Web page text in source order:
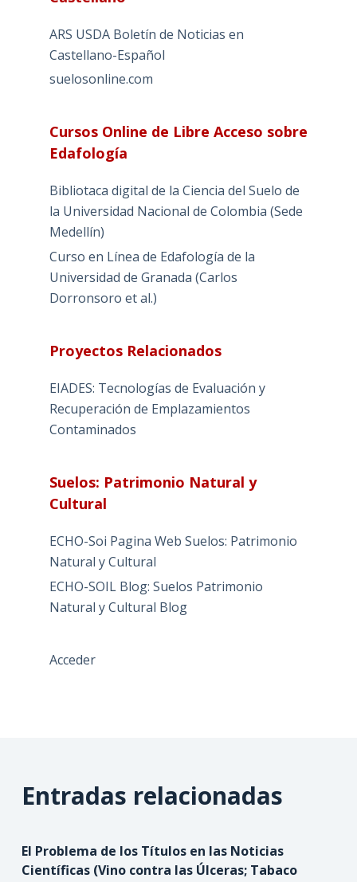
ARS USDA Boletín de Noticias en
Castellano-Español
suelosonline.com
Cursos Online de Libre Acceso sobre
Edafología
Bibliotaca digital de la Ciencia del Suelo de
la Universidad Nacional de Colombia (Sede
Medellín)
Curso en Línea de Edafología de la
Universidad de Granada (Carlos
Dorronsoro et al.)
Proyectos Relacionados
EIADES: Tecnologías de Evaluación y
Recuperación de Emplazamientos
Contaminados
Suelos: Patrimonio Natural y
Cultural
ECHO-Soi Pagina Web Suelos: Patrimonio
Natural y Cultural
ECHO-SOIL Blog: Suelos Patrimonio
Natural y Cultural Blog
Acceder
Entradas relacionadas
El Problema de los Títulos en las Noticias
Científicas (Vino contra las Úlceras; Tabaco